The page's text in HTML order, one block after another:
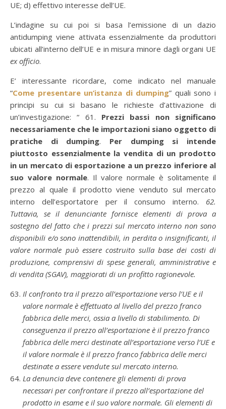
UE; d) effettivo interesse dell’UE.
L’indagine su cui poi si basa l’emissione di un dazio
antidumping viene attivata essenzialmente da produttori
ubicati all’interno dell’UE e in misura minore dagli organi UE
ex officio.
E’ interessante ricordare, come indicato nel manuale
“Come presentare un’istanza di dumping” quali sono i
principi su cui si basano le richieste d’attivazione di
un’investigazione: “ 61. Prezzi bassi non significano
necessariamente che le importazioni siano oggetto di
pratiche di dumping. Per dumping si intende
piuttosto essenzialmente la vendita di un prodotto
in un mercato di esportazione a un prezzo inferiore al
suo valore normale. Il valore normale è solitamente il
prezzo al quale il prodotto viene venduto sul mercato
interno dell’esportatore per il consumo interno. 62.
Tuttavia, se il denunciante fornisce elementi di prova a
sostegno del fatto che i prezzi sul mercato interno non sono
disponibili e/o sono inattendibili, in perdita o insignificanti, il
valore normale può essere costruito sulla base dei costi di
produzione, comprensivi di spese generali, amministrative e
di vendita (SGAV), maggiorati di un profitto ragionevole.
Il confronto tra il prezzo all’esportazione verso l’UE e il
valore normale è effettuato al livello del prezzo franco
fabbrica delle merci, ossia a livello di stabilimento. Di
conseguenza il prezzo all’esportazione è il prezzo franco
fabbrica delle merci destinate all’esportazione verso l’UE e
il valore normale è il prezzo franco fabbrica delle merci
destinate a essere vendute sul mercato interno.
La denuncia deve contenere gli elementi di prova
necessari per confrontare il prezzo all’esportazione del
prodotto in esame e il suo valore normale. Gli elementi di